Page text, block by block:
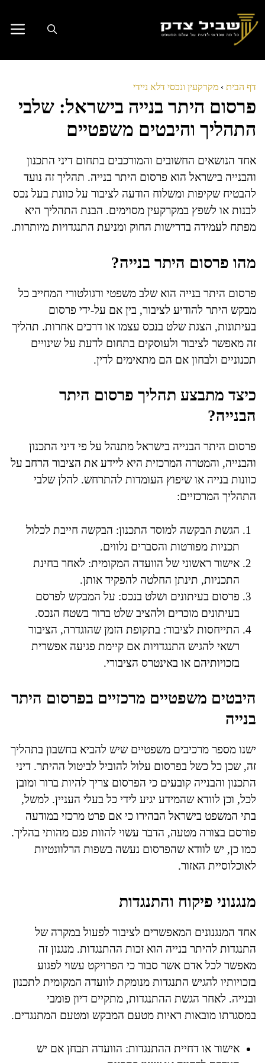
לתוכן
דף הבית › מקרקעין ונכסי דלא ניידי
פרסום היתר בנייה בישראל: שלבי
התהליך והיבטים משפטיים
אחד הנושאים החשובים והמורכבים בתחום דיני התכנון
והבנייה בישראל הוא פרסום היתר בנייה. תהליך זה נועד
להבטיח שקיפות ומשלוח הודעה לציבור על כוונת בעל נכס
לבנות או לשפץ במקרקעין מסוימים. הבנת התהליך היא
מפתח לעמידה בדרישות החוק ומניעת התנגדויות מיותרות.
מהו פרסום היתר בנייה?
פרסום היתר בנייה הוא שלב משפטי ורגולטורי המחייב כל
מבקש היתר להודיע לציבור, בין אם על-ידי פרסום
בעיתונות, הצגת שלט בנכס עצמו או דרכים אחרות. תהליך
זה מאפשר לציבור ולעוסקים בתחום לדעת על שינויים
תכנוניים ולבחון אם הם מתאימים לדין.
כיצד מתבצע תהליך פרסום היתר
הבנייה?
פרסום היתר הבנייה בישראל מתנהל על פי דיני התכנון
והבנייה, והמטרה המרכזית היא ליידע את הציבור הרחב על
כוונות בנייה או שיפוץ העומדות להתרחש. להלן שלבי
התהליך המרכזיים:
הגשת הבקשה למוסד התכנון: הבקשה חייבת לכלול
תכניות מפורטות והסברים נלווים.
אישור ראשוני של הוועדה המקומית: לאחר בחינת
התכניות, תינתן החלטה להפקיד אותן.
פרסום בעיתונים ושלט בנכס: על המבקש לפרסם
בעיתונים מוכרים ולהציב שלט ברור בשטח הנכס.
התייחסות לציבור: בתקופת הזמן שהוגדרה, הציבור
רשאי להגיש התנגדויות אם קיימת פגיעה אפשרית
בזכויותיהם או באינטרס הציבורי.
היבטים משפטיים מרכזיים בפרסום היתר
בנייה
ישנו מספר מרכיבים משפטיים שיש להביא בחשבון בתהליך
זה, שכן כל כשל בפרסום עלול להוביל לביטול ההיתר. דיני
התכנון והבנייה קובעים כי הפרסום צריך להיות ברור ומובן
לכל, וכן לוודא שהמידע יגיע לידי כל בעלי העניין. למשל,
בתי המשפט בישראל הבהירו כי אם פרט מרכזי במודעה
פורסם בצורה מטעה, הדבר עשוי להוות פגם מהותי בהליך.
כמו כן, יש לוודא שהפרסום נעשה בשפות הרלוונטיות
לאוכלוסיית האזור.
מנגנוני פיקוח והתנגדות
אחד המנגנונים המאפשרים לציבור לפעול במקרה של
התנגדות להיתר בנייה הוא זכות ההתנגדות. מנגנון זה
מאפשר לכל אדם אשר סבור כי הפרויקט עשוי לפגוע
בזכויותיו להגיש התנגדות מנומקת לוועדה המקומית לתכנון
ובנייה. לאחר הגשת ההתנגדות, מתקיים דיון פומבי
במסגרתו מובאות ראיות מטעם המבקש ומטעם המתנגדים.
אישור או דחיית ההתנגדות: הוועדה תבחן אם יש